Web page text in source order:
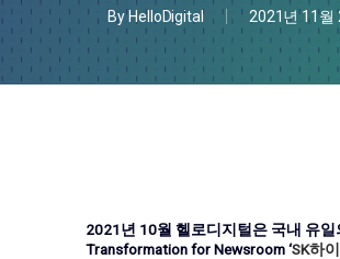
By HelloDigital 2021년 11월
2021년 10월 헬로디지털은 국내 유일
Transformation for Newsroom ‘SK하